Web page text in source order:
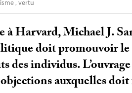
,vertu
à Harvard, Michael J.
doit promouvoir
des individus.
auxquelles